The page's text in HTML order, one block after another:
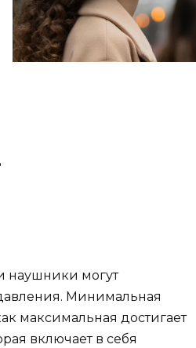
наушники могут
Минимальная
максимальная достигает
включает в себя